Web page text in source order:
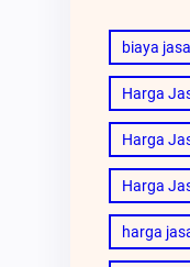
biaya
Harga
Harga
Harga
harga